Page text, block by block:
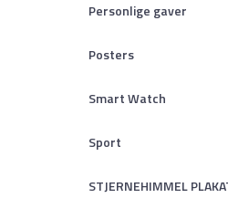
Personlige gaver
Posters
Smart Watch
Sport
STJERNEHIMMEL